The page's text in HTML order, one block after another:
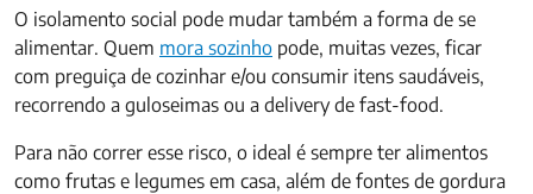
O isolamento social pode mudar também a forma de se
alimentar. Quem mora sozinho pode, muitas vezes, ficar
com preguiça de cozinhar e/ou consumir itens saudáveis,
recorrendo a guloseimas ou a delivery de fast-food.
Para não correr esse risco, o ideal é sempre ter alimentos
como frutas e legumes em casa, além de fontes de gordura